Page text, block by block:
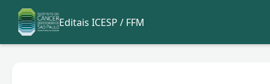
Editais ICESP / FFM